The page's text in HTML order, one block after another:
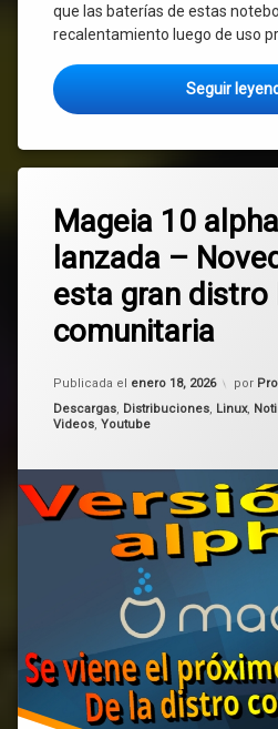
que las baterías de estas
recalentamiento luego de uso
Seguir
Mageia 10
lanzada –
esta gran distro
comunitaria
Publicada el enero 18, 2026 por
Categorías:
Descargas, Distribuciones, Linux,
Videos, Youtube
alpha
comunitaria
Linux
10
un
comentario
en
Mageia
10
alpha
1
lanzada
–
Novedades
esta
gran
distro
comunitaria